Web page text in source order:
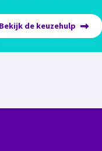
Bekijk de keuzehulp